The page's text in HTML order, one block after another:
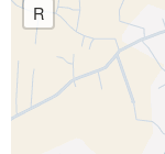
R